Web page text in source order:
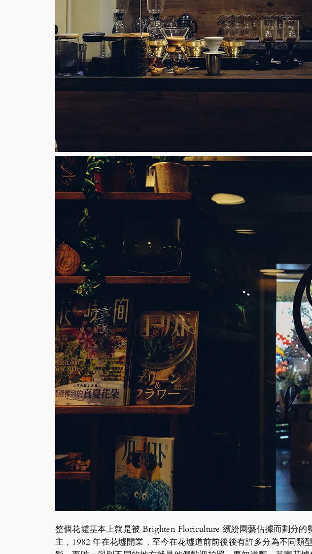
整個花墟基本上就是被 Brighten Floriculture 繽紛園藝佔據而劃分
主，1982 年在花墟開業，至今在花墟道前前後後有許多分為不同